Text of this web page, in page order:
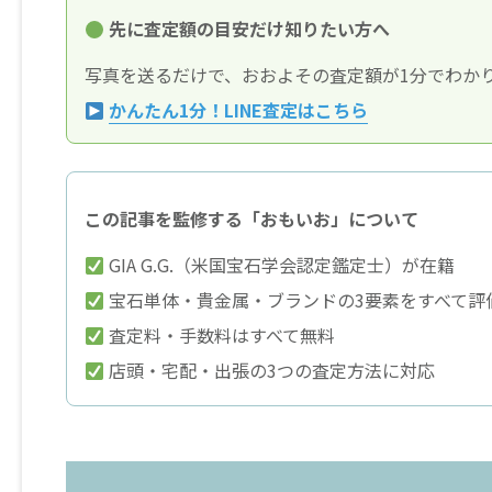
先に査定額の目安だけ知りたい方へ
写真を送るだけで、おおよその査定額が1分でわかり
かんたん1分！LINE査定はこちら
この記事を監修する「おもいお」について
GIA G.G.（米国宝石学会認定鑑定士）が在籍
宝石単体・貴金属・ブランドの3要素をすべて評
査定料・手数料はすべて無料
店頭・宅配・出張の3つの査定方法に対応